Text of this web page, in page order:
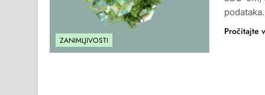
ZANIMLJIVOSTI
Pročitajte